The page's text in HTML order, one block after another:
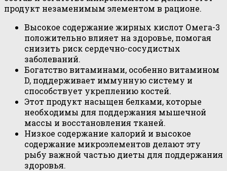
продукт незаменимым элементом в рационе.
Высокое содержание жирных кислот Омега-3
положительно влияет на здоровье, помогая
снизить риск сердечно-сосудистых
заболеваний.
Богатство витаминами, особенно витамином
D, поддерживает иммунную систему и
способствует укреплению костей.
Этот продукт насыщен белками, которые
необходимы для поддержания мышечной
массы и восстановления тканей.
Низкое содержание калорий и высокое
содержание микроэлементов делают эту
рыбу важной частью диеты для поддержания
здоровья.